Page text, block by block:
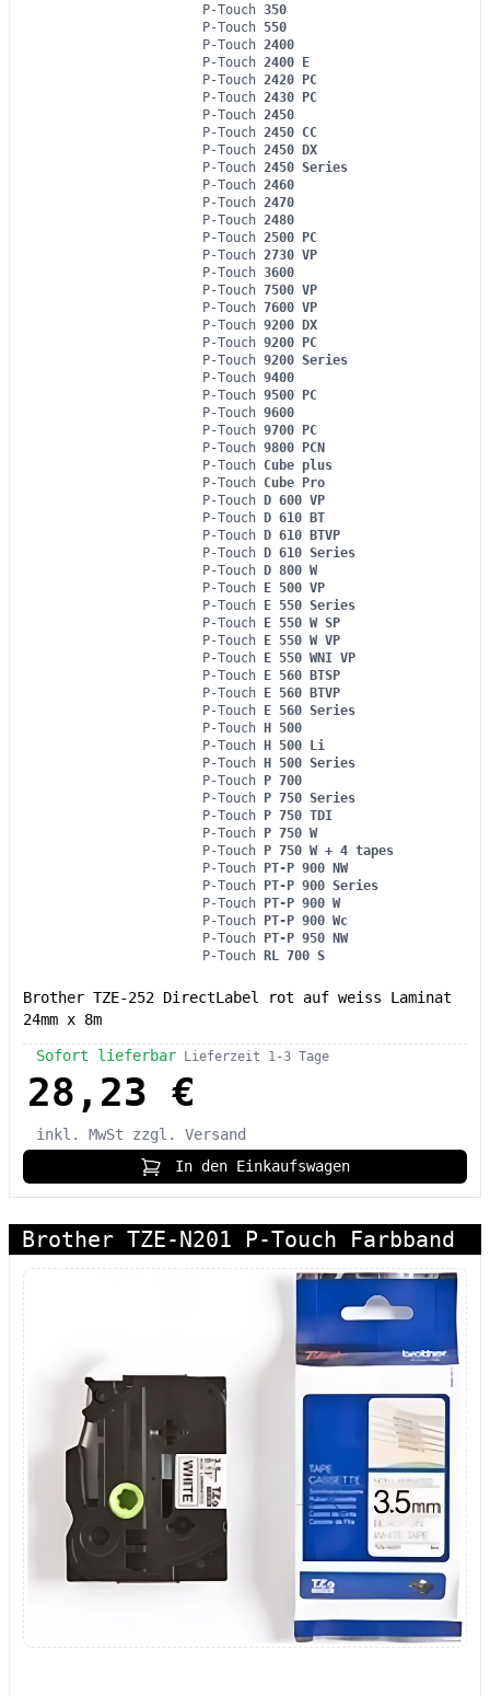
P-Touch 350
P-Touch 550
P-Touch 2400
P-Touch 2400 E
P-Touch 2420 PC
P-Touch 2430 PC
P-Touch 2450
P-Touch 2450 CC
P-Touch 2450 DX
P-Touch 2450 Series
P-Touch 2460
P-Touch 2470
P-Touch 2480
P-Touch 2500 PC
P-Touch 2730 VP
P-Touch 3600
P-Touch 7500 VP
P-Touch 7600 VP
P-Touch 9200 DX
P-Touch 9200 PC
P-Touch 9200 Series
P-Touch 9400
P-Touch 9500 PC
P-Touch 9600
P-Touch 9700 PC
P-Touch 9800 PCN
P-Touch Cube plus
P-Touch Cube Pro
P-Touch D 600 VP
P-Touch D 610 BT
P-Touch D 610 BTVP
P-Touch D 610 Series
P-Touch D 800 W
P-Touch E 500 VP
P-Touch E 550 Series
P-Touch E 550 W SP
P-Touch E 550 W VP
P-Touch E 550 WNI VP
P-Touch E 560 BTSP
P-Touch E 560 BTVP
P-Touch E 560 Series
P-Touch H 500
P-Touch H 500 Li
P-Touch H 500 Series
P-Touch P 700
P-Touch P 750 Series
P-Touch P 750 TDI
P-Touch P 750 W
P-Touch P 750 W + 4 tapes
P-Touch PT-P 900 NW
P-Touch PT-P 900 Series
P-Touch PT-P 900 W
P-Touch PT-P 900 Wc
P-Touch PT-P 950 NW
P-Touch RL 700 S
Brother TZE-252 DirectLabel rot auf weiss Laminat
24mm x 8m
Sofort lieferbar Lieferzeit 1-3 Tage
28,23 €
inkl. MwSt
zzgl. Versand
In den Einkaufswagen
Brother TZE-N201 P-Touch Farbband